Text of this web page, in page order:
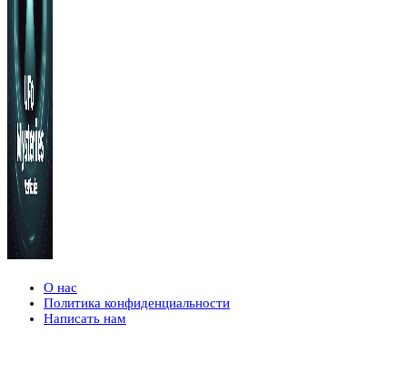
О нас
Политика конфиденциальности
Написать нам